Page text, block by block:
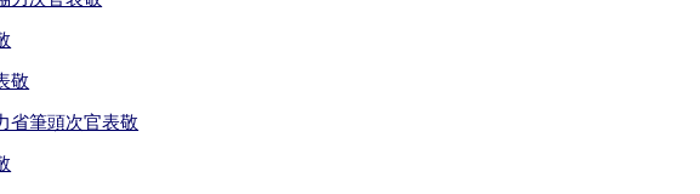
敬
省筆頭次官表敬